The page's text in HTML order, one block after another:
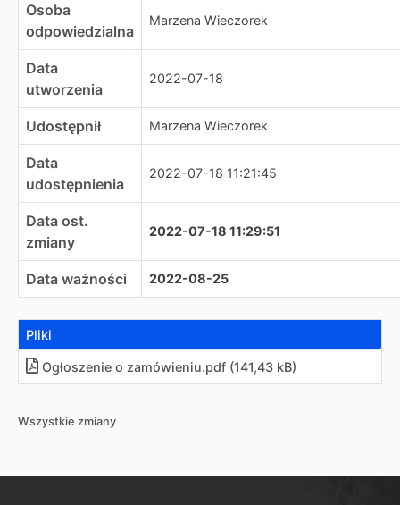
Osoba
odpowiedzialna
Marzena Wieczorek
Data
utworzenia
2022-07-18
Udostępnił Marzena Wieczorek
Data
udostępnienia
2022-07-18 11:21:45
Data ost.
zmiany
2022-07-18 11:29:51
Data ważności 2022-08-25
Pliki
Ogłoszenie o zamówieniu.pdf (141,43 kB)
Wszystkie zmiany